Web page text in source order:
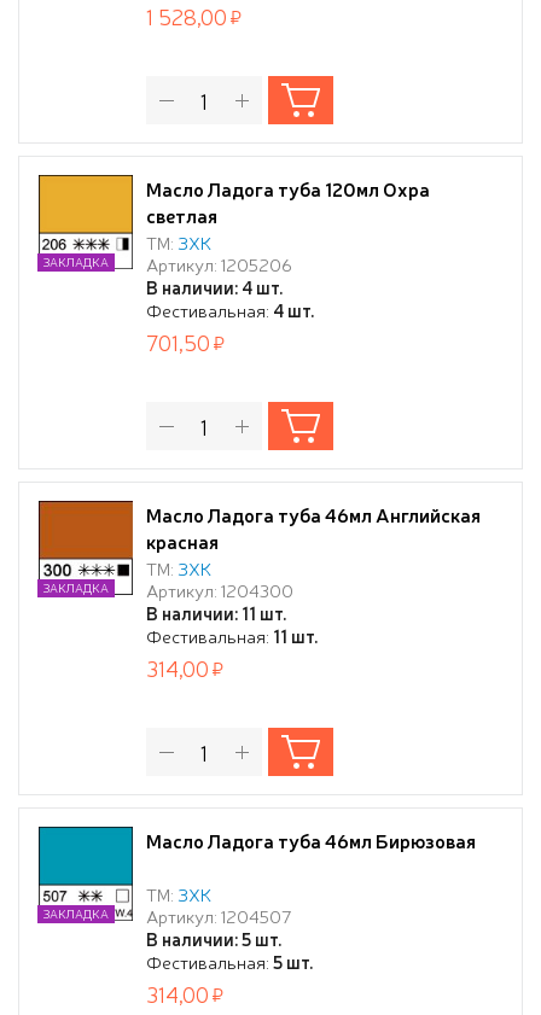
1 528,00
Масло Ладога туба 120мл Охра
светлая
ТМ: ЗХК
Артикул: 1205206
В наличии: 4 шт.
Фестивальная: 4 шт.
ЗАКЛАДКА
701,50
Масло Ладога туба 46мл Английская
красная
ТМ: ЗХК
Артикул: 1204300
В наличии: 11 шт.
Фестивальная: 11 шт.
ЗАКЛАДКА
314,00
Масло Ладога туба 46мл Бирюзовая
ТМ: ЗХК
Артикул: 1204507
В наличии: 5 шт.
Фестивальная:5 шт.
ЗАКЛАДКА
314,00